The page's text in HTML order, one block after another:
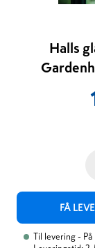
Halls
FÅ
Til levering - På